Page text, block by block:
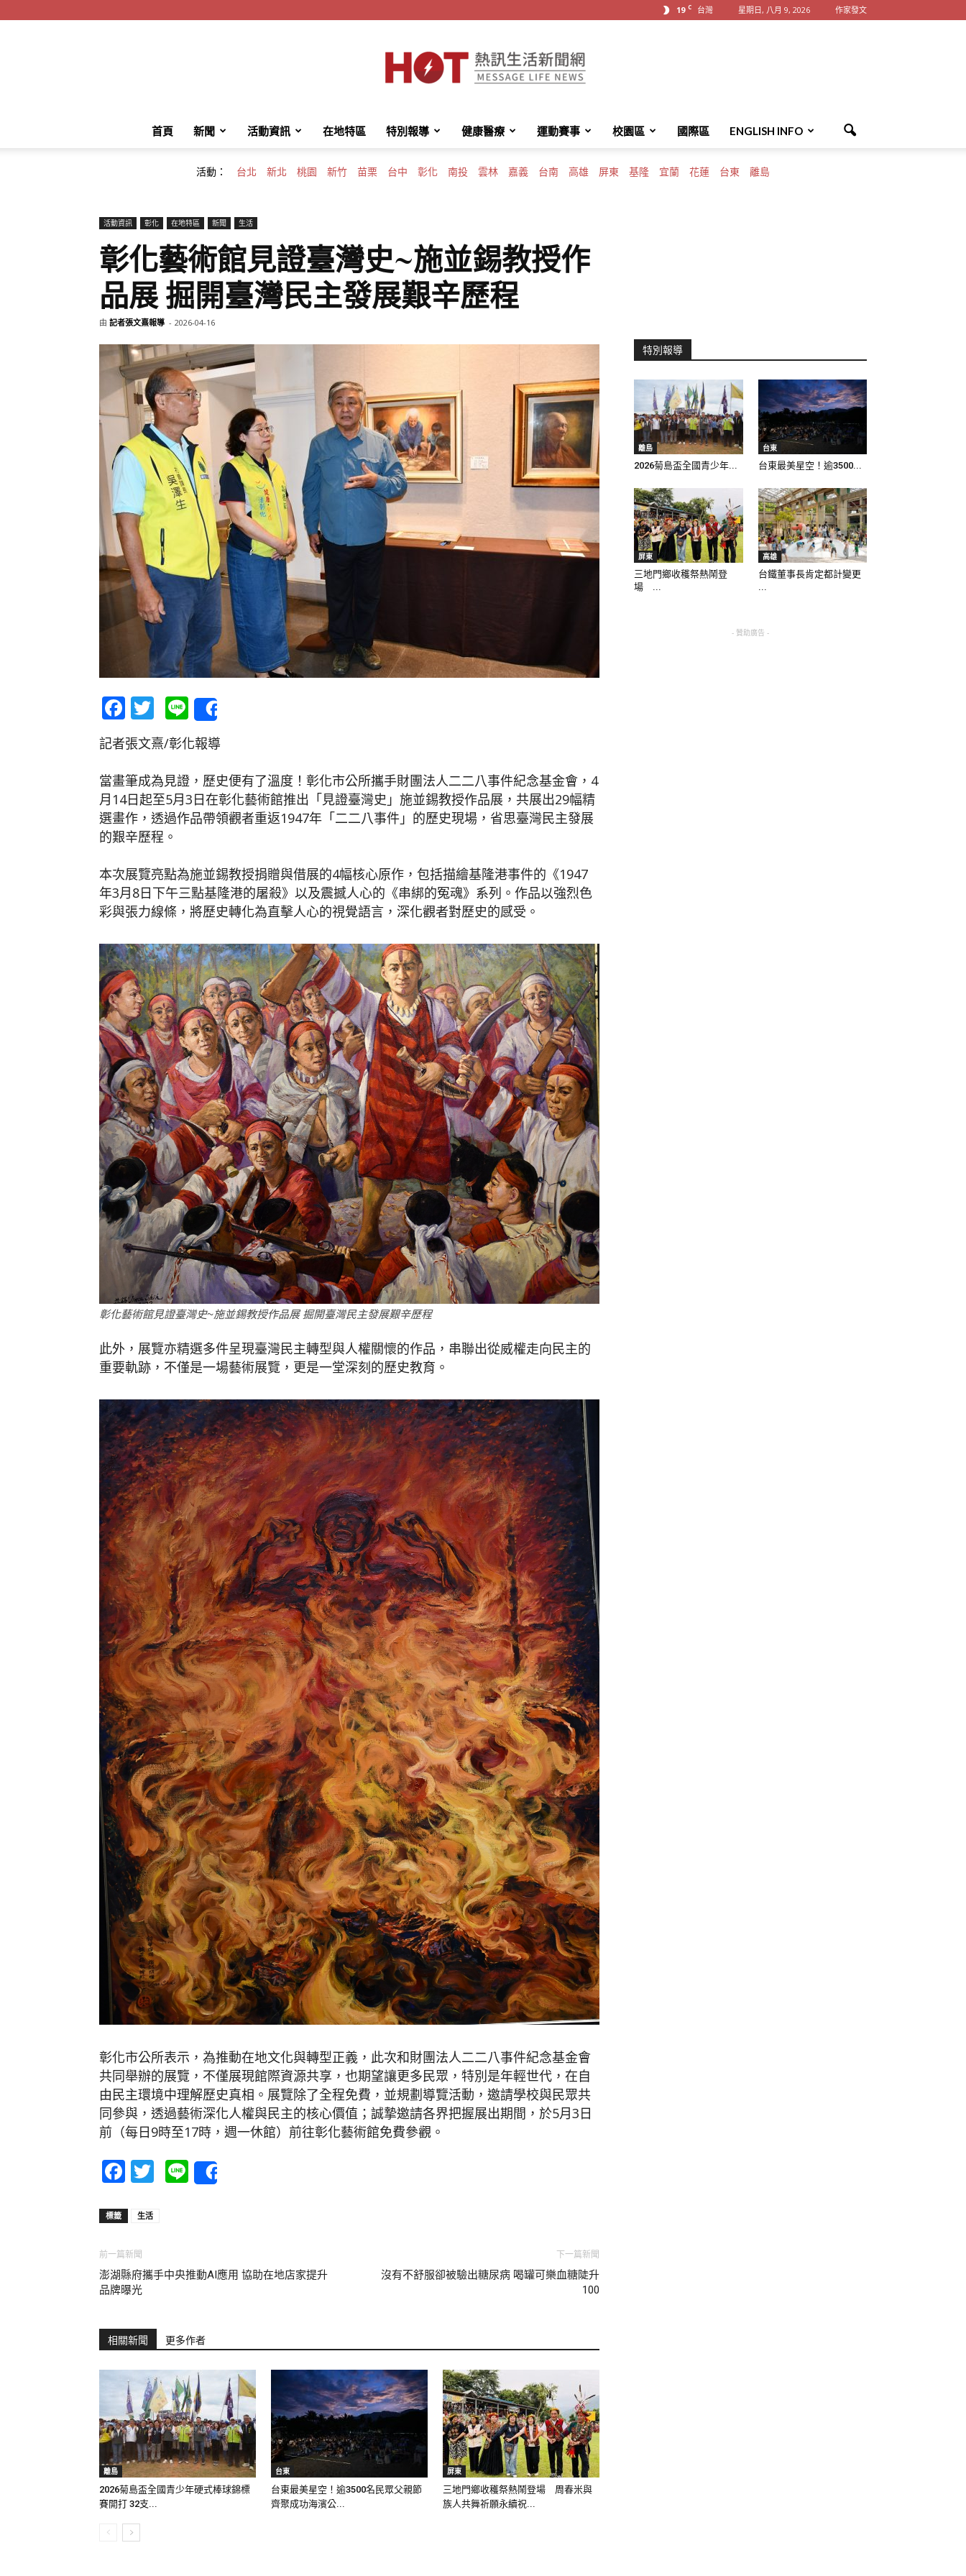
19 C 台灣 星期日, 八月 9, 2026 作家發文
HotMessage
網
首頁 新聞 活動資訊 在地特區 特別報導 健康醫療 運動賽事 校園區 國際區 ENGLISH INFO
活動： 台北 新北 桃園 新竹 苗栗 台中 彰化 南投 雲林 嘉義 台南 高雄 屏東 基隆 宜蘭 花蓮 台東 離島
活動資訊 彰化 在地特區 新聞 生活
彰化藝術館見證臺灣史~施並錫教授作
品展 掘開臺灣民主發展艱辛歷程
由 記者張文熹報導 - 2026-04-16
Facebook
Twitter
Line
記者張文熹/彰化報導
當畫筆成為見證，歷史便有了溫度！彰化市公所攜手財團法人二二八事件紀念基金會，4
月14日起至5月3日在彰化藝術館推出「見證臺灣史」施並錫教授作品展，共展出29幅精
選畫作，透過作品帶領觀者重返1947年「二二八事件」的歷史現場，省思臺灣民主發展
的艱辛歷程。
本次展覽亮點為施並錫教授捐贈與借展的4幅核心原作，包括描繪基隆港事件的《1947
年3月8日下午三點基隆港的屠殺》以及震撼人心的《串綁的冤魂》系列。作品以強烈色
彩與張力線條，將歷史轉化為直擊人心的視覺語言，深化觀者對歷史的感受。
彰化藝術館見證臺灣史~施並錫教授作品展 掘開臺灣民主發展艱辛歷程
此外，展覽亦精選多件呈現臺灣民主轉型與人權關懷的作品，串聯出從威權走向民主的
重要軌跡，不僅是一場藝術展覽，更是一堂深刻的歷史教育。
彰化市公所表示，為推動在地文化與轉型正義，此次和財團法人二二八事件紀念基金會
共同舉辦的展覽，不僅展現館際資源共享，也期望讓更多民眾，特別是年輕世代，在自
由民主環境中理解歷史真相。展覽除了全程免費，並規劃導覽活動，邀請學校與民眾共
同參與，透過藝術深化人權與民主的核心價值；誠摯邀請各界把握展出期間，於5月3日
前（每日9時至17時，週一休館）前往彰化藝術館免費參觀。
Facebook
Twitter
Line
標籤 生活
前一篇新聞
澎湖縣府攜手中央推動AI應用 協助在地店家提升
品牌曝光
下一篇新聞
沒有不舒服卻被驗出糖尿病 喝罐可樂血糖陡升
100
相關新聞 更多作者
離島
2026菊島盃全國青少年硬式棒球錦標
賽開打 32支...
台東
台東最美星空！逾3500名民眾父親節
齊聚成功海濱公...
屏東
三地門鄉收穫祭熱鬧登場 周春米與
族人共舞祈願永續祝...
特別報導
離島
2026菊島盃全國青少年...
台東
台東最美星空！逾3500...
屏東
三地門鄉收穫祭熱鬧登
場 ...
高雄
台鐵董事長肯定都計變更
...
- 贊助廣告 -